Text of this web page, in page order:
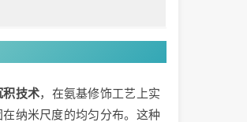
积技术，在氨基修饰工艺上实
纳米尺度的均匀分布。这种